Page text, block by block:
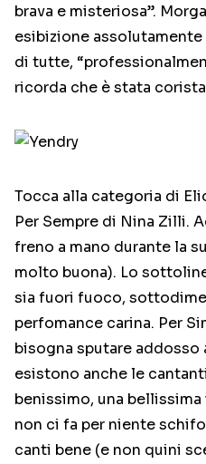
brava e misteriosa”.
esibizione
di tutte,
ricorda che è stata
Tocca alla categoria di
Per Sempre di Nina Zilli.
freno a mano durante la
molto buona). Lo
sia fuori fuoco,
perfomance carina. Per
bisogna sputare addosso
esistono anche le
benissimo, una
non ci fa per niente
canti bene (e non quini